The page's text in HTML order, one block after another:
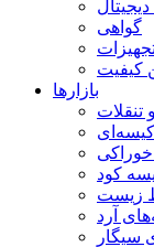
گواهی
کیفیت
بازارها
تنقلات
کود
زیست
آرد
سیگار